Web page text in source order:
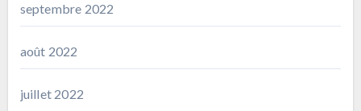
septembre 2022
août 2022
juillet 2022